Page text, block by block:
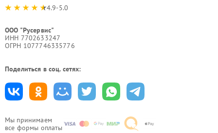
Мы принимаем
все формы оплаты
4.9-5.0
ООО "Русервис"
ИНН 7702633247
ОГРН 1077746335776
Поделиться в соц. сетях: